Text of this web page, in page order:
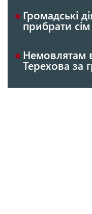
Громадські
прибрати
Немовлятам
Терехова за